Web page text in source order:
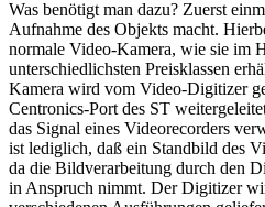
Was benötigt man dazu? Zuerst
Aufnahme des Objekts macht.
normale Video-Kamera, wie sie im
unterschiedlichsten Preisklassen
Kamera wird vom Video-Digitizer
Centronics-Port des ST
das Signal eines Videorecorders
ist lediglich, daß ein Standbild des
da die Bildverarbeitung durch den
in Anspruch nimmt. Der Digitizer